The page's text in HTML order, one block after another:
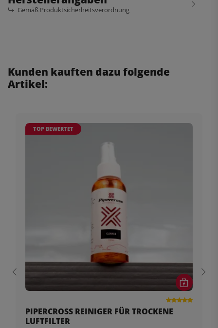
Gemäß Produktsicherheitsverordnung
Kunden kauften dazu folgende
Artikel:
TOP BEWERTET
PIPERCROSS REINIGER FÜR TROCKENE
LUFTFILTER